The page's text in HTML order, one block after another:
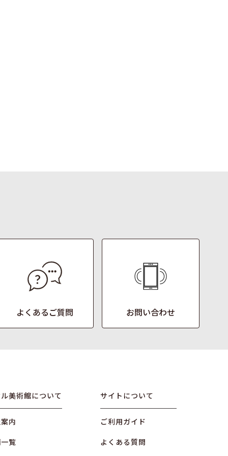
よくあるご質問 お問い合わせ
美術館について
内
覧
サイトについて
ご利用ガイド
よくある質問